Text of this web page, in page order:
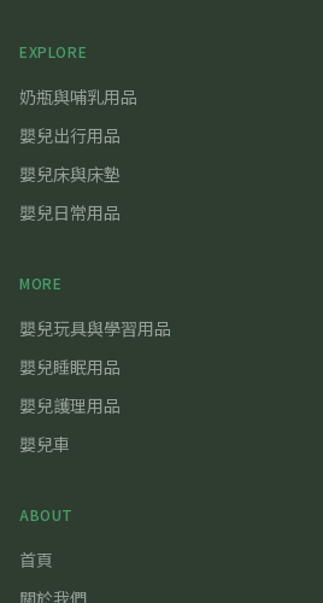
EXPLORE
奶瓶與哺乳用品
嬰兒出行用品
嬰兒床與床墊
嬰兒日常用品
MORE
嬰兒玩具與學習用品
嬰兒睡眠用品
嬰兒護理用品
嬰兒車
ABOUT
首頁
關於我們